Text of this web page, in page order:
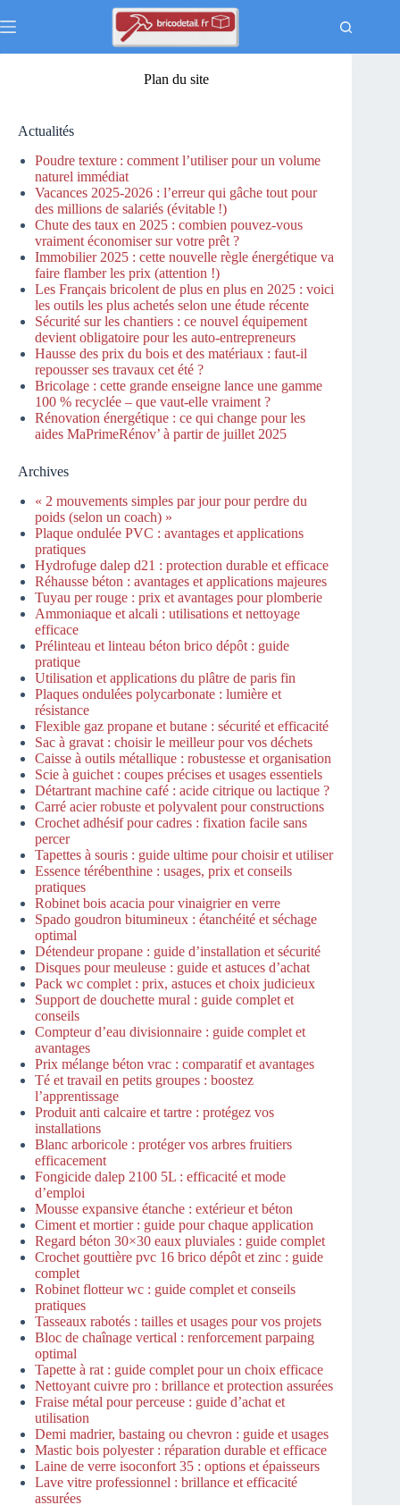
au
Plan du site
Actualités
Poudre texture : comment l’utiliser pour un volume
naturel immédiat
Vacances 2025-2026 : l’erreur qui gâche tout pour
des millions de salariés (évitable !)
Chute des taux en 2025 : combien pouvez-vous
vraiment économiser sur votre prêt ?
Immobilier 2025 : cette nouvelle règle énergétique va
faire flamber les prix (attention !)
Les Français bricolent de plus en plus en 2025 : voici
les outils les plus achetés selon une étude récente
Sécurité sur les chantiers : ce nouvel équipement
devient obligatoire pour les auto-entrepreneurs
Hausse des prix du bois et des matériaux : faut-il
repousser ses travaux cet été ?
Bricolage : cette grande enseigne lance une gamme
100 % recyclée – que vaut-elle vraiment ?
Rénovation énergétique : ce qui change pour les
aides MaPrimeRénov’ à partir de juillet 2025
Archives
« 2 mouvements simples par jour pour perdre du
poids (selon un coach) »
Plaque ondulée PVC : avantages et applications
pratiques
Hydrofuge dalep d21 : protection durable et efficace
Réhausse béton : avantages et applications majeures
Tuyau per rouge : prix et avantages pour plomberie
Ammoniaque et alcali : utilisations et nettoyage
efficace
Prélinteau et linteau béton brico dépôt : guide
pratique
Utilisation et applications du plâtre de paris fin
Plaques ondulées polycarbonate : lumière et
résistance
Flexible gaz propane et butane : sécurité et efficacité
Sac à gravat : choisir le meilleur pour vos déchets
Caisse à outils métallique : robustesse et organisation
Scie à guichet : coupes précises et usages essentiels
Détartrant machine café : acide citrique ou lactique ?
Carré acier robuste et polyvalent pour constructions
Crochet adhésif pour cadres : fixation facile sans
percer
Tapettes à souris : guide ultime pour choisir et utiliser
Essence térébenthine : usages, prix et conseils
pratiques
Robinet bois acacia pour vinaigrier en verre
Spado goudron bitumineux : étanchéité et séchage
optimal
Détendeur propane : guide d’installation et sécurité
Disques pour meuleuse : guide et astuces d’achat
Pack wc complet : prix, astuces et choix judicieux
Support de douchette mural : guide complet et
conseils
Compteur d’eau divisionnaire : guide complet et
avantages
Prix mélange béton vrac : comparatif et avantages
Té et travail en petits groupes : boostez
l’apprentissage
Produit anti calcaire et tartre : protégez vos
installations
Blanc arboricole : protéger vos arbres fruitiers
efficacement
Fongicide dalep 2100 5L : efficacité et mode
d’emploi
Mousse expansive étanche : extérieur et béton
Ciment et mortier : guide pour chaque application
Regard béton 30×30 eaux pluviales : guide complet
Crochet gouttière pvc 16 brico dépôt et zinc : guide
complet
Robinet flotteur wc : guide complet et conseils
pratiques
Tasseaux rabotés : tailles et usages pour vos projets
Bloc de chaînage vertical : renforcement parpaing
optimal
Tapette à rat : guide complet pour un choix efficace
Nettoyant cuivre pro : brillance et protection assurées
Fraise métal pour perceuse : guide d’achat et
utilisation
Demi madrier, bastaing ou chevron : guide et usages
Mastic bois polyester : réparation durable et efficace
Laine de verre isoconfort 35 : options et épaisseurs
Lave vitre professionnel : brillance et efficacité
assurées